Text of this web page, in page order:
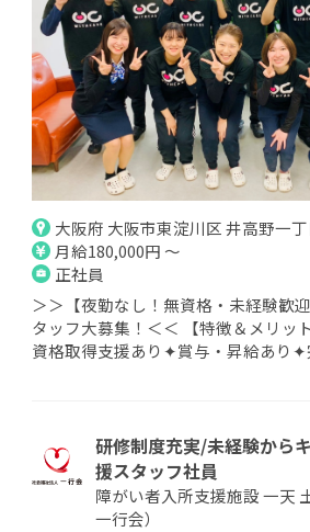
大阪府 大阪市東淀川区 井高野一
月給180,000円 ～
正社員
＞＞【夜勤なし！無資格・未経験歓
タッフ大募集！＜＜ 【特徴＆メリ
資格取得支援あり✦賞与・昇給あり
研修制度充実/未経験から
援スタッフ社員
障がい者入所支援施設 一天
一行会）